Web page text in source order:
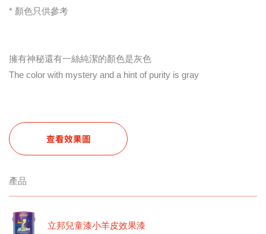
* 顏色只供參考
擁有神秘還有一絲純潔的顏色是灰色
The color with mystery and a hint of purity is gray
查看效果圖
產品
立邦兒童漆小羊皮效果漆